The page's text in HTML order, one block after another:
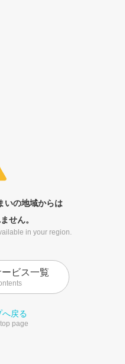
いの地域からは
せん。
in your region.
ビス一覧
へ戻る
page